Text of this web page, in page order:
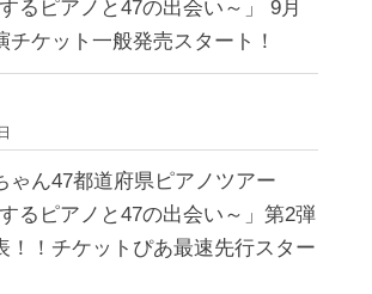
るピアノと47の出会い～」 9月
チケット一般発売スタート！
ゃん47都道府県ピアノツアー
るピアノと47の出会い～」第2弾
！！チケットぴあ最速先行スター